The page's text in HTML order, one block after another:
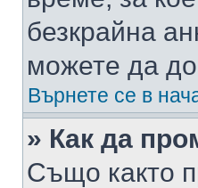
безкрайна
можете да
Върнете се в
» Как да
Също както